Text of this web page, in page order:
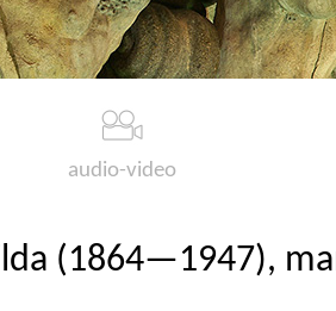
audio-video
(1864—1947),